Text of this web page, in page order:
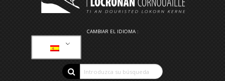
CAMBIAR EL IDIOMA :